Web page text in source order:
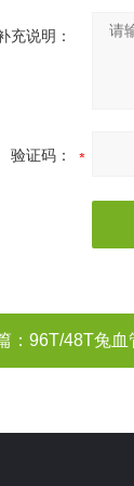
充说明：
验证码：
： 96T/48T兔血管性